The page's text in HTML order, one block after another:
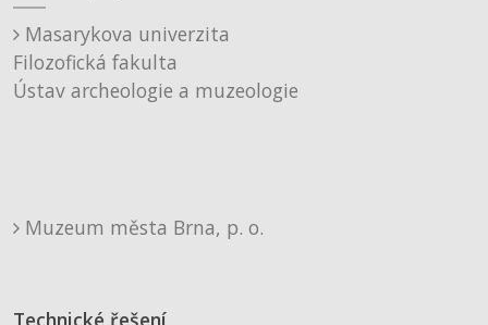
Masarykova univerzita
Filozofická fakulta
Ústav archeologie a muzeologie
Muzeum města Brna, p. o.
Technické řešení